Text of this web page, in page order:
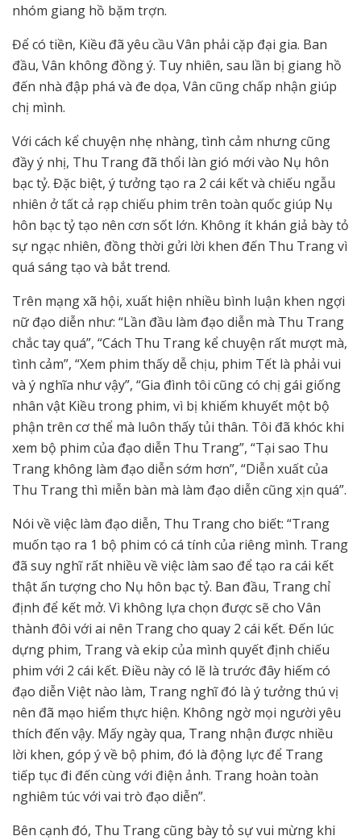
nhóm giang hồ bặm trợn.
Để có tiền, Kiều đã yêu cầu Vân phải cặp đại gia. Ban
đầu, Vân không đồng ý. Tuy nhiên, sau lần bị giang hồ
đến nhà đập phá và đe dọa, Vân cũng chấp nhận giúp
chị mình.
Với cách kể chuyện nhẹ nhàng, tình cảm nhưng cũng
đầy ý nhị, Thu Trang đã thổi làn gió mới vào Nụ hôn
bạc tỷ. Đặc biệt, ý tưởng tạo ra 2 cái kết và chiếu ngẫu
nhiên ở tất cả rạp chiếu phim trên toàn quốc giúp Nụ
hôn bạc tỷ tạo nên cơn sốt lớn. Không ít khán giả bày tỏ
sự ngạc nhiên, đồng thời gửi lời khen đến Thu Trang vì
quá sáng tạo và bắt trend.
Trên mạng xã hội, xuất hiện nhiều bình luận khen ngợi
nữ đạo diễn như: “Lần đầu làm đạo diễn mà Thu Trang
chắc tay quá”, “Cách Thu Trang kể chuyện rất mượt mà,
tình cảm”, “Xem phim thấy dễ chịu, phim Tết là phải vui
và ý nghĩa như vậy”, “Gia đình tôi cũng có chị gái giống
nhân vật Kiều trong phim, vì bị khiếm khuyết một bộ
phận trên cơ thể mà luôn thấy tủi thân. Tôi đã khóc khi
xem bộ phim của đạo diễn Thu Trang”, “Tại sao Thu
Trang không làm đạo diễn sớm hơn”, “Diễn xuất của
Thu Trang thì miễn bàn mà làm đạo diễn cũng xịn quá”.
Nói về việc làm đạo diễn, Thu Trang cho biết: “Trang
muốn tạo ra 1 bộ phim có cá tính của riêng mình. Trang
đã suy nghĩ rất nhiều về việc làm sao để tạo ra cái kết
thật ấn tượng cho Nụ hôn bạc tỷ. Ban đầu, Trang chỉ
định để kết mở. Vì không lựa chọn được sẽ cho Vân
thành đôi với ai nên Trang cho quay 2 cái kết. Đến lúc
dựng phim, Trang và ekip của mình quyết định chiếu
phim với 2 cái kết. Điều này có lẽ là trước đây hiếm có
đạo diễn Việt nào làm, Trang nghĩ đó là ý tưởng thú vị
nên đã mạo hiểm thực hiện. Không ngờ mọi người yêu
thích đến vậy. Mấy ngày qua, Trang nhận được nhiều
lời khen, góp ý về bộ phim, đó là động lực để Trang
tiếp tục đi đến cùng với điện ảnh. Trang hoàn toàn
nghiêm túc với vai trò đạo diễn”.
Bên cạnh đó, Thu Trang cũng bày tỏ sự vui mừng khi